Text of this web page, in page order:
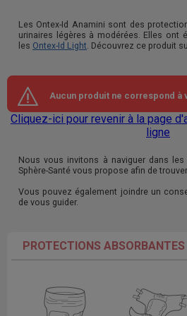
Les Ontex-Id Anamini sont des
urinaires légères à modérées. Elles ont
les Ontex-Id Light . Découvrez ce produit
Aucun produit ne correspond à
Cliquez-ici pour revenir à la page
ligne
Nous vous invitons à naviguer dans
Sphère-Santé vous propose afin de
Vous pouvez également joindre un
de vous guider.
PROTECTIONS ABSORBANTES